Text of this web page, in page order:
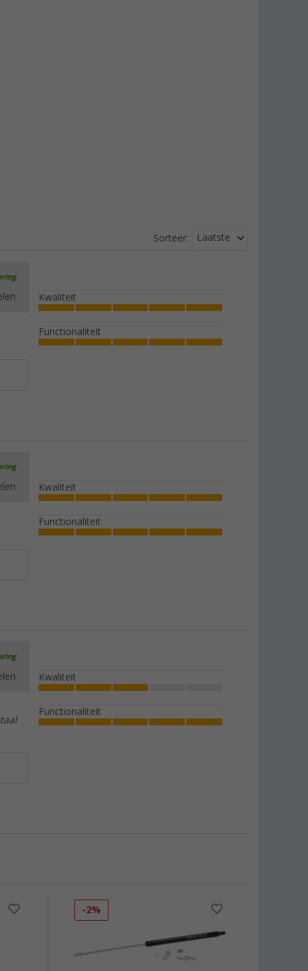
Sorteer: Laatste
Kwaliteit
Functionaliteit
Kwaliteit
Functionaliteit
Kwaliteit
Functionaliteit
-2%